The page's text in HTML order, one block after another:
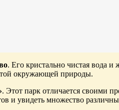
. Его кристально чистая вода
окружающей природы.
. Этот парк отличается своими
и увидеть множество